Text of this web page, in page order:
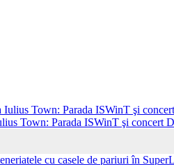
Town: Parada ISWinT şi concert